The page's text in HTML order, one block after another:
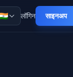
लॉगिन साइनअप